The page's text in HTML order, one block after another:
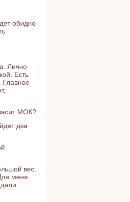
обидно
Лично
Есть
Главное
МОК?
два
вес.
меня